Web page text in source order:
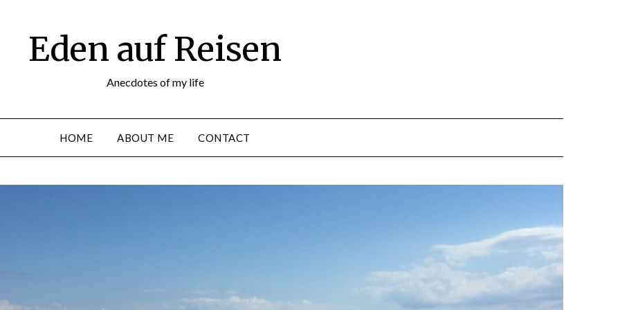
Eden auf Reisen
Anecdotes of my life
HOME ABOUT ME CONTACT